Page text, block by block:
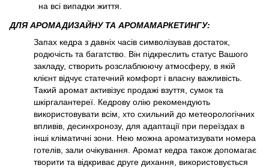
на всі випадки життя.
ДЛЯ АРОМАДИЗАЙНУ ТА АРОМАМАРКЕТИНГУ:
Запах кедра з давніх часів символізував достаток,
родючість та багатство. Він підкреслить статус Вашого
закладу, створить розслаблюючу атмосферу, в якій
клієнт відчує статечний комфорт і власну важливість.
Такий аромат активізує продажі взуття, сумок та
шкіргалантереї. Кедрову олію рекомендують
використовувати всім, хто схильний до метеорологічних
впливів, десинхронозу, для адаптації при переїздах в
інші кліматичні зони. Нею можна ароматизувати номера
готелів, зали очікування. Аромат кедра також допомагає
творити та відкриває друге дихання, використовується